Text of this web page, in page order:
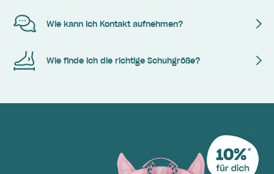
Wie kann ich Kontakt aufnehmen?
Wie finde ich die richtige Schuhgröße?